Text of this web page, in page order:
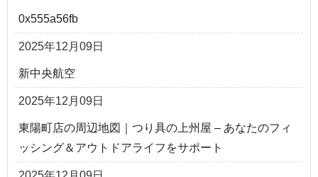
0x555a56fb
2025年12月09日
新中央航空
2025年12月09日
東陽町店の周辺地図｜つり具の上州屋 – あなたのフィ
ッシング＆アウトドアライフをサポート